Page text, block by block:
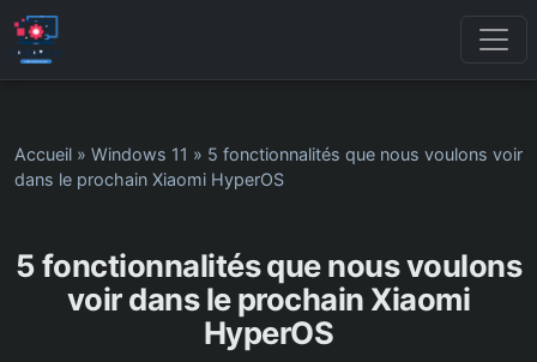
Accueil » Windows 11 » 5 fonctionnalités que nous voulons voir
dans le prochain Xiaomi HyperOS
5 fonctionnalités que nous voulons
voir dans le prochain Xiaomi
HyperOS